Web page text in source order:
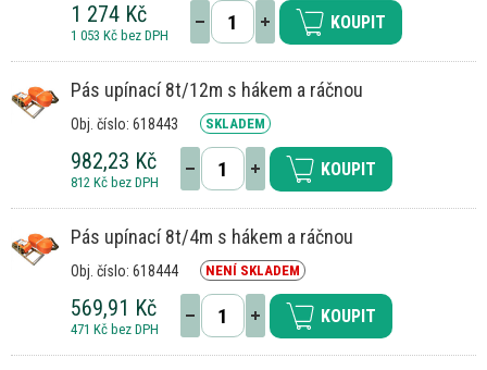
1 274 Kč
1 053 Kč bez DPH
KOUPIT
Pás upínací 8t/12m s hákem a ráčnou
Obj. číslo: 618443 SKLADEM
982,23 Kč
812 Kč bez DPH
KOUPIT
Pás upínací 8t/4m s hákem a ráčnou
Obj. číslo: 618444 NENÍ SKLADEM
569,91 Kč
471 Kč bez DPH
KOUPIT